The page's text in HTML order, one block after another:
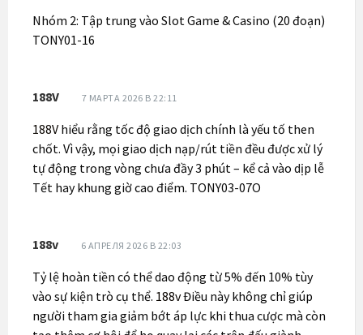
Nhóm 2: Tập trung vào Slot Game & Casino (20 đoạn)
TONY01-16
188V 7 МАРТА 2026 В 22:11
188V hiểu rằng tốc độ giao dịch chính là yếu tố then
chốt. Vì vậy, mọi giao dịch nạp/rút tiền đều được xử lý
tự động trong vòng chưa đầy 3 phút – kể cả vào dịp lễ
Tết hay khung giờ cao điểm. TONY03-07O
188v 6 АПРЕЛЯ 2026 В 22:03
Tỷ lệ hoàn tiền có thể dao động từ 5% đến 10% tùy
vào sự kiện trò cụ thể. 188vĐiều này không chỉ giúp
người tham gia giảm bớt áp lực khi thua cược mà còn